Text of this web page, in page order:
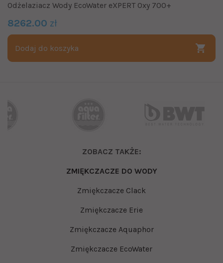
Odżelaziacz Wody EcoWater eXPERT Oxy 700+
8262.00 zł
Dodaj do koszyka
ZOBACZ TAKŻE:
ZMIĘKCZACZE DO WODY
Zmiękczacze Clack
Zmiękczacze Erie
Zmiękczacze Aquaphor
Zmiękczacze EcoWater